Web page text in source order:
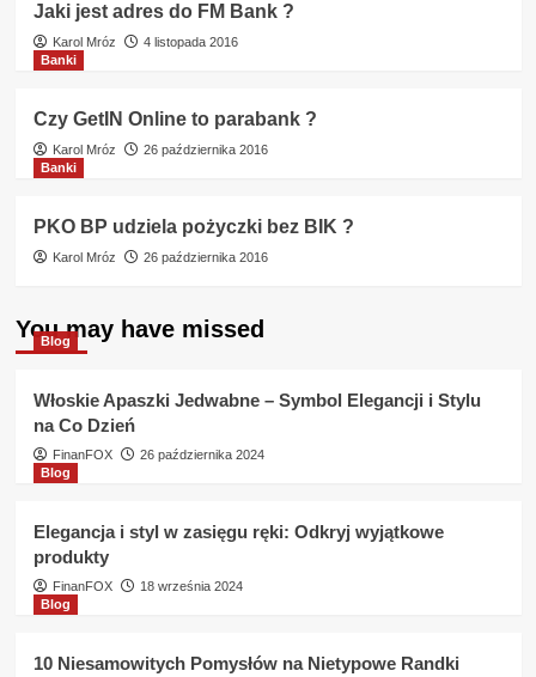
Jaki jest adres do FM Bank ?
Karol Mróz
4 listopada 2016
Banki
Czy GetIN Online to parabank ?
Karol Mróz
26 października 2016
Banki
PKO BP udziela pożyczki bez BIK ?
Karol Mróz 26 października 2016
You may have missed
Blog
Włoskie Apaszki Jedwabne – Symbol Elegancji i Stylu
na Co Dzień
FinanFOX
26 października 2024
Blog
Elegancja i styl w zasięgu ręki: Odkryj wyjątkowe
produkty
FinanFOX
18 września 2024
Blog
10 Niesamowitych Pomysłów na Nietypowe Randki